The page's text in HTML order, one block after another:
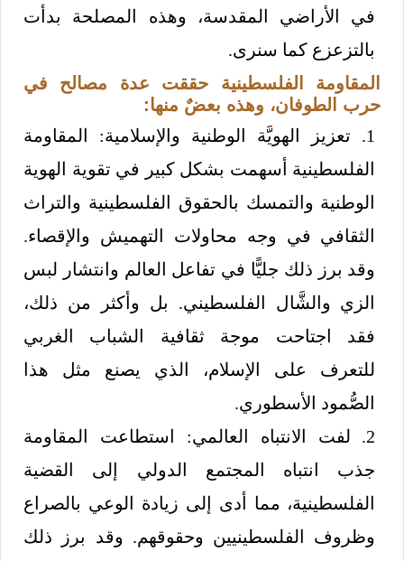
في الأراضي المقدسة، وهذه المصلحة بدأت
بالتزعزع كما سنرى.
المقاومة الفلسطينية حققت عدة مصالح في
حرب الطوفان، وهذه بعضٌ منها:
1. تعزيز الهويَّة الوطنية والإسلامية: المقاومة
الفلسطينية أسهمت بشكل كبير في تقوية الهوية
الوطنية والتمسك بالحقوق الفلسطينية والتراث
الثقافي في وجه محاولات التهميش والإقصاء.
وقد برز ذلك جليًّا في تفاعل العالم وانتشار لبس
الزي والشَّال الفلسطيني. بل وأكثر من ذلك،
فقد اجتاحت موجة ثقافية الشباب الغربي
للتعرف على الإسلام، الذي يصنع مثل هذا
الصُّمود الأسطوري.
2. لفت الانتباه العالمي: استطاعت المقاومة
جذب انتباه المجتمع الدولي إلى القضية
الفلسطينية، مما أدى إلى زيادة الوعي بالصراع
وظروف الفلسطينيين وحقوقهم. وقد برز ذلك